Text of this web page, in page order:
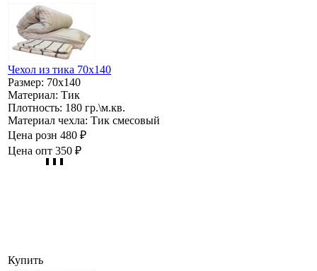
Чехол из тика 70х140
Размер: 70х140
Материал: Тик
Плотность: 180 гр.\м.кв.
Материал чехла: Тик смесовый
Цена розн 480 ₽
Цена опт 350 ₽
Купить